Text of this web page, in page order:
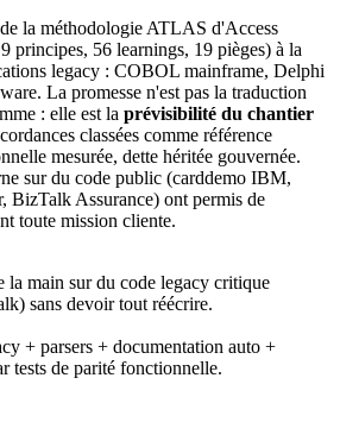
la méthodologie ATLAS d'Access
principes, 56 learnings, 19 pièges) à la
legacy : COBOL mainframe, Delphi
La promesse n'est pas la traduction
: elle est la prévisibilité du chantier
classées comme référence
mesurée, dette héritée gouvernée.
sur du code public (carddemo IBM,
Assurance) ont permis de
toute mission cliente.
la main sur du code legacy critique
sans devoir tout réécrire.
+ parsers + documentation auto +
tests de parité fonctionnelle.